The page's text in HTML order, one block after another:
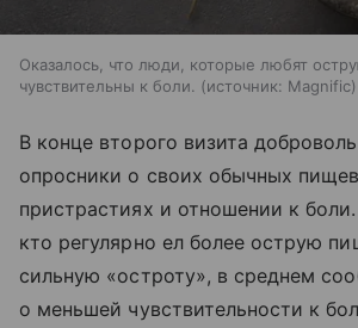
Оказалось, что люди, которые любят
чувствительны к боли.
источник: Magnific
В конце второго визита
опросники о своих обычных
пристрастиях и отношении к
кто регулярно ел более острую
сильную «остроту», в среднем
о меньшей чувствительности к